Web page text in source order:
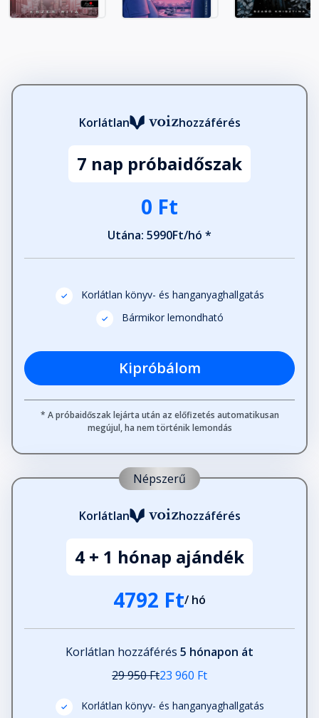
Fejezet hossza: 00:23:07
Ajándék
Fejezet hossza: 00:05:51
Igazság
Nüanszok
Fejezet hossza: 00:14:31
Vígság
Fejezet hossza: 00:05:35
Nomen est omen
Fejezet hossza: 00:05:47
Gavallér
Illékony idő
Korlátlan hozzáférés
7 nap próbaidőszak
0 Ft
Utána: 5990Ft/hó *
Korlátlan könyv- és hanganyaghallgatás
Bármikor lemondható
Kipróbálom
* A próbaidőszak lejárta után az előfizetés automatikusan
megújul, ha nem történik lemondás
Népszerű
Korlátlan hozzáférés
4 + 1 hónap ajándék
4792 Ft/ hó
Korlátlan hozzáférés 5 hónapon át
29 950 Ft23 960 Ft
Korlátlan könyv- és hanganyaghallgatás